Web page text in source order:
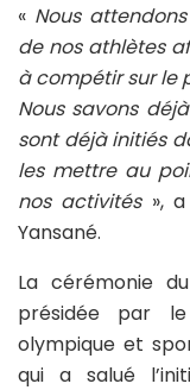
« Nous
de nos athlètes
à compétir sur le
Nous savons
sont déjà initiés
les mettre au
nos activités »,
Yansané.
La cérémonie
présidée par
olympique et
qui a salué